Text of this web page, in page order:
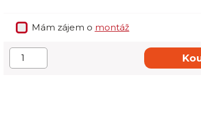
Mám zájem o montáž